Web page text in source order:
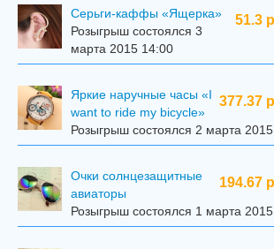
51.3
Серьги-каффы «Ящерка»
Розыгрыш состоялся 3
марта 2015 14:00
377.37
Яркие наручные часы «I
want to ride my bicycle»
Розыгрыш состоялся 2 марта
194.67
Очки солнцезащитные
авиаторы
Розыгрыш состоялся 1 марта